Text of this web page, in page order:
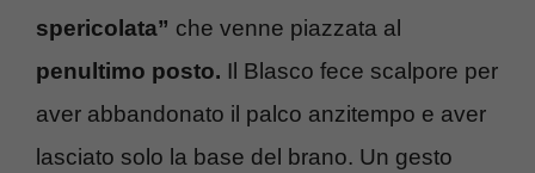
spericolata” che venne piazzata al
penultimo posto. Il Blasco fece scalpore per
aver abbandonato il palco anzitempo e aver
lasciato solo la base del brano. Un gesto